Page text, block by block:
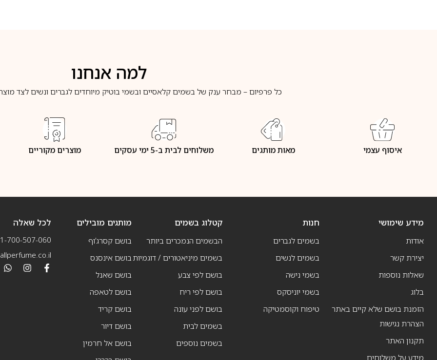
למה אנחנו
כל פרפיום – מבחר ענק של בשמים קלאסיים ובשמי בוטיק מיוחדים לגברים ונשים לצד
איסוף עצמי מאות מותגים משלוחים לבית ב-5 ימי עסקים מוצרים מקוריים
מידע שימושי
אודות
יצירת קשר
שאלות נוספות
בלוג
הזמנת בושם שלא קיים באתר
הצהרת נגישות
תקנון האתר
מידע על משלוחים
חנות
בשמים לגברים
בשמים לנשים
בשמי נישה
בשמי יוניסקס
טיפוח וקוסמטיקה
קטלוג בשמים
הבשמים הנמכרים ביותר
בשמים מיניאטורים / דוגמיות
בושם לפי צבע
בושם לפי ריח
בושם לפני עונה
בשמים לבית
בשמים נוספים
מותגים מובילים
בושם קסרג’וף
בושם אינסנס
בושם שאנל
בושם לטאפה
בושם קריד
בושם דיור
בושם אל חרמין
לכל שאלה
1-700-507-060